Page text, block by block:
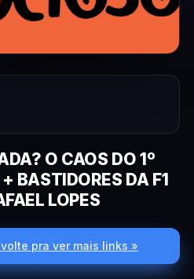
O CAOS DO 1º
BASTIDORES DA F1
LOPES
pra ver mais links »